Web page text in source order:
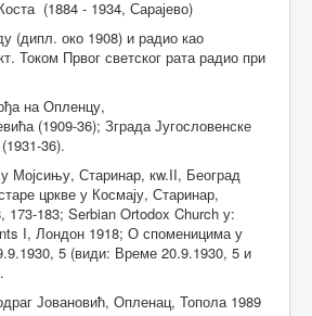
(1884 - 1934, Сарајево)
(дипл. око 1908) и радио као
Током Првог светског рата радио при
на Опленцу,
(1909-36); Зграда Југословенске
36).
Мојсињу, Старинар, кw.II, Београд
цркве у Космају, Старинар,
173-183; Serbian Ortodox Church у:
I, Лондон 1918; О споменицима у
5 (види: Време 20.9.1930, 5 и
Јовановић, Опленац, Топола 1989